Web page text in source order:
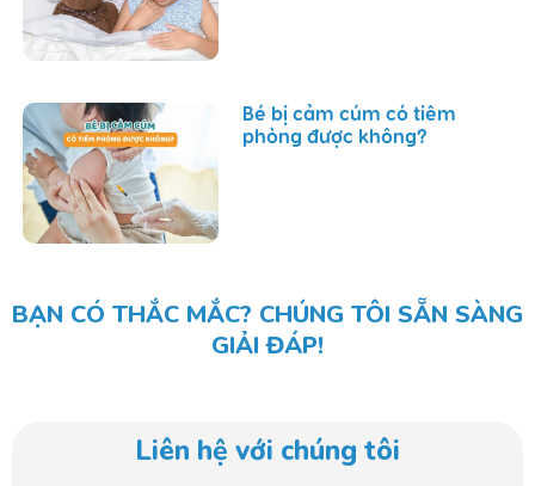
Bé bị cảm cúm có tiêm
phòng được không?
BẠN CÓ THẮC MẮC? CHÚNG TÔI SẴN SÀNG
GIẢI ĐÁP!
Liên hệ với chúng tôi